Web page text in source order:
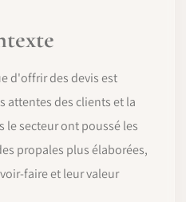
d'offrir des devis est
attentes des clients et la
le secteur ont poussé les
propales plus élaborées,
faire et leur valeur